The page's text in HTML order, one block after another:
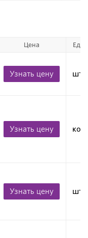
Цена Ед.
Узнать цену шт
Узнать цену
Узнать цену шт